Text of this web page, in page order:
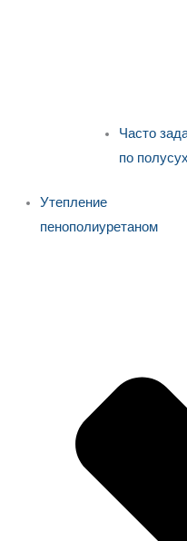
Часто
по
Утепление
пенополиуретаном